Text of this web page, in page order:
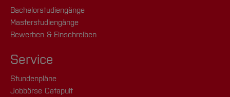
Bachelorstudiengänge
Masterstudiengänge
Bewerben & Einschreiben
Service
Stundenpläne
Jobbörse Catapult